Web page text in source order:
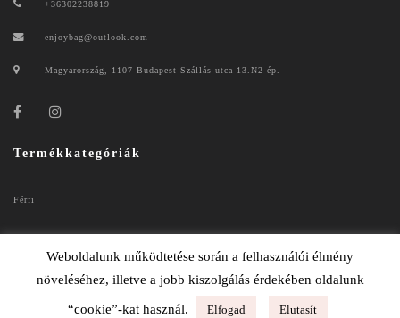
+36302238819
enjoybag@outlook.com
Magyarország, 1107 Budapest Szállás utca 13.N2 ép.
Termékkategóriák
Férfi
Weboldalunk működtetése során a felhasználói élmény
növeléséhez, illetve a jobb kiszolgálás érdekében oldalunk
“cookie”-kat használ. Elfogad Elutasít